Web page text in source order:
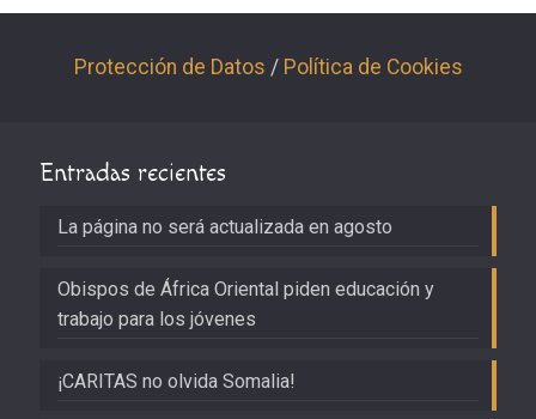
Protección de Datos / Política de Cookies
Entradas recientes
La página no será actualizada en agosto
Obispos de África Oriental piden educación y
trabajo para los jóvenes
¡CARITAS no olvida Somalia!